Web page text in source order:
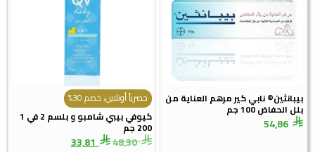
نابي كير مرهم العناية من
100 جم
54,86
حصرياً أونلاين، خصم 30%
كيوفي بيبي شامبو و بلسم 2 في 1
48,30
33,81